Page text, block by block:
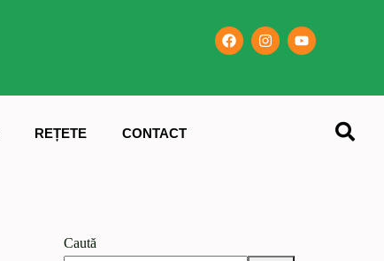
REȚETE CONTACT
Caută